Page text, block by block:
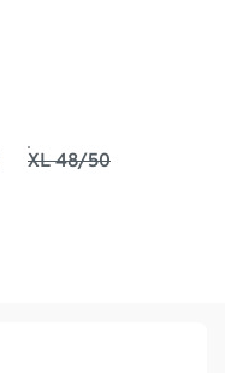
XL 48/50